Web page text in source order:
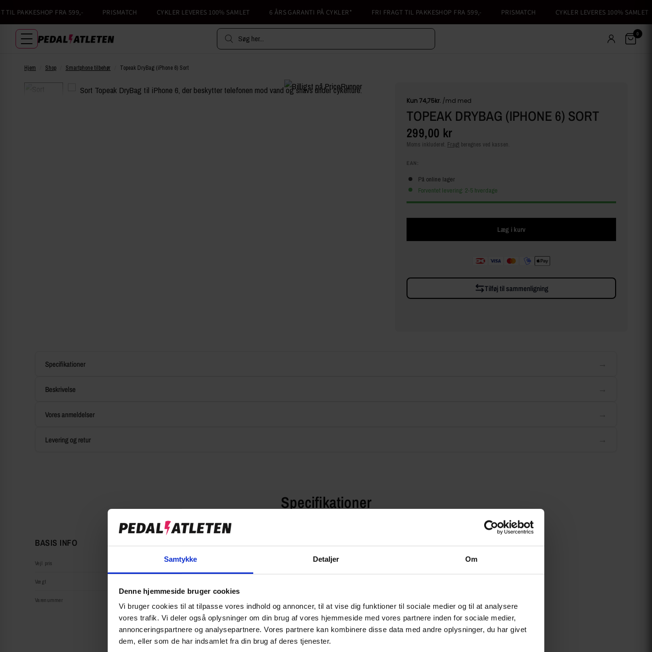
Samtykke Detaljer Om
Denne hjemmeside bruger cookies
Vi bruger cookies til at tilpasse vores indhold og annoncer, til at vise dig funktioner til sociale medier og til at analysere
vores trafik. Vi deler også oplysninger om din brug af vores hjemmeside med vores partnere inden for sociale medier,
annonceringspartnere og analysepartnere. Vores partnere kan kombinere disse data med andre oplysninger, du har givet
dem, eller som de har indsamlet fra din brug af deres tjenester.
PAKKESHOP FRA 599,- PRISMATCH CYKLER LEVERES 100% SAMLET 6 ÅRS GARANTI PÅ CYKLER* FRI FRAGT TIL PAKKESHOP FRA 599,- PRISMATCH CYKLER LEVERES 100% SAMLET
Søg her... 0
Hjem Shop Smartphone tilbehør Topeak DryBag (iPhone 6) Sort
TOPEAK DRYBAG (IPHONE 6) SORT
299,00 kr
Moms inkluderet. Fragt beregnes ved kassen.
EAN:
På online lager
Forventet levering: 2-5 hverdage
Læg i kurv
Tilføj til sammenligning
Specifikationer →
Beskrivelse →
Vores anmeldelser →
Levering og retur →
Specifikationer
BASIS INFO
Vejl pris 299,00 kr
Vægt
Varenummer